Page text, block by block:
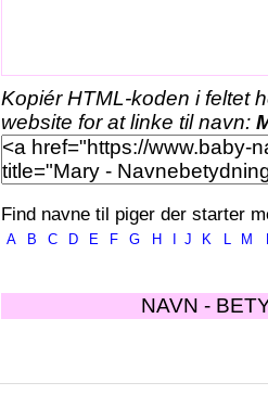
Kopiér HTML-koden i feltet
website for at linke til navn:
Find navne til piger der starter
A B C D E F G H J K L M
NAVN -